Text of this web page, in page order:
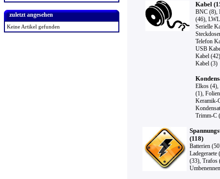
zuletzt angesehen
Keine Artikel gefunden
Kabel
BNC (8),
(46),
Serielle
Telefon
USB
Kabel (42)
Kabel (3)
Elkos (4),
(1),
Keramik-
Trimm-C
(118)
Batterien
Ladegeraete
(33), Trafos